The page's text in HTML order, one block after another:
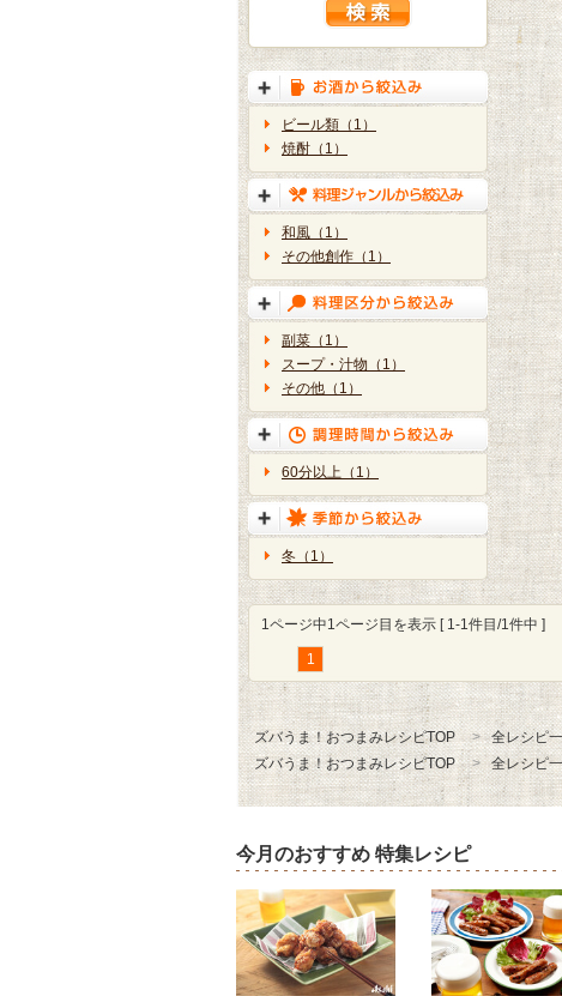
ビール類（1）
焼酎（1）
和風（1）
その他創作（1）
副菜（1）
スープ・汁物（1）
その他（1）
60分以上（1）
冬（1）
1ページ中1ページ目を表示 [ 1-1件目/1件中 ]
1
ズバうま！おつまみレシピTOP 全レシピ
ズバうま！おつまみレシピTOP
全レシピ
今月のおすすめ 特集レシピ